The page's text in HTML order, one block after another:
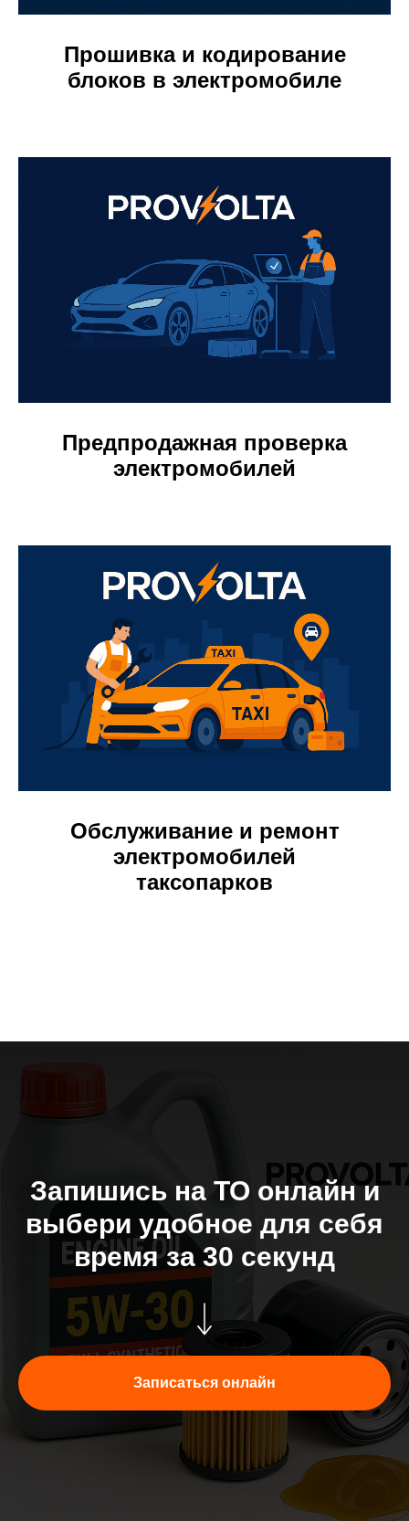
Прошивка и кодирование
блоков в электромобиле
Предпродажная проверка
электромобилей
Обслуживание и ремонт
электромобилей
таксопарков
Запишись на ТО онлайн и
выбери удобное для себя
время за 30 секунд
Записаться онлайн